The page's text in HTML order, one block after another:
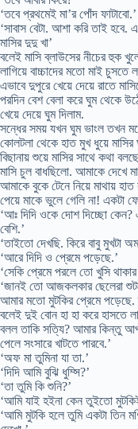
‘তবে প্রথমেই মা’র পোঁদ ফাটাবো.’
‘সাবাস বেটা. আশা করি তাই
মাসির দুদু খা’
বলেই মাসি ব্লাউসের নীচের হুক
লাগিয়ে বাচ্চাদের মতো মাই চুসতে
এভাবে দুপুরে খেয়ে দেয়ে রাতে
পরদিন বেশ বেলা করে ঘুম থেকে
খেয়ে দেয়ে ঘুম দিলাম.
সন্ধের সময় যখন ঘুম ভাংল তখন
কোলটলা থেকে হাত মুখ ধুয়ে মাসির
বিছানায় শুয়ে মাসির সাথে কথা
মাসি চুল বাধছিলো. আমাকে দেখে
আমাকে বুকে টেনে নিয়ে মাথায়
পেয়ে মাকে ভুলে গেলি না! একটা
‘আঃ দিদি ওকে দোশ দিচ্ছো
বেশি.’
‘তাইতো দেখছি. কিরে বাবু মুখটা
‘আরে দিদি ও প্রেমে পড়েছে.’
‘সেকি প্রেমে পরলে তো খুসি
‘জানই তো আজকলকার ছেলেরা
আমার মতো মুটকির প্রেমে
বলেই দুই বোন হা হা করে হাসতে
বলল তাকি সত্যি? আমার কিন্তু
পেলে সংসারে খাটতে পারবে.’
‘অফ মা তুমিনা যা তা.’
‘দিদি আমি বুঝি ধুম্সি?’
‘তা তুমি কি শুনি?’
‘আমি যাই হইনা কেন তুইতো
‘আমি মুটকি হলে তুমি একটা তিন